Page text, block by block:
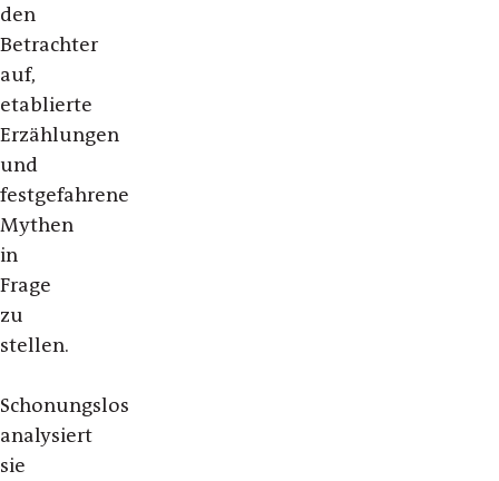
den
Betrachter
auf,
etablierte
Erzählungen
und
festgefahrene
Mythen
in
Frage
zu
stellen.
Schonungslos
analysiert
sie